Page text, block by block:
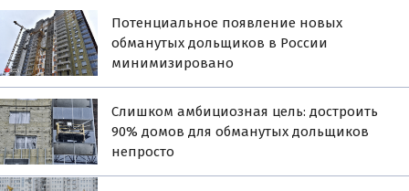
Потенциальное появление новых
обманутых дольщиков в России
минимизировано
Слишком амбициозная цель: достроить
90% домов для обманутых дольщиков
непросто